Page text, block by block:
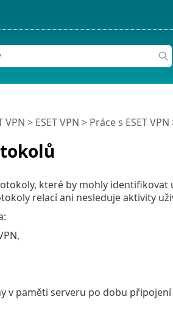
VPN > ESET VPN > Práce s ESET VPN
které by mohly
relací ani nesleduje aktivity
v paměti serveru po dobu